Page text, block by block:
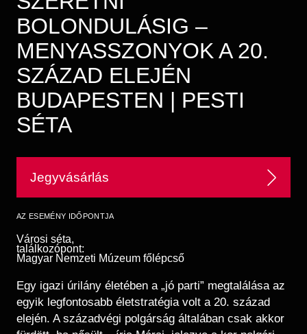
Régészet
Tagintézmények
Felnőttképzés
Közérdekű adatok
Történeti Fényképtár
Éremtár
Adattár
Központi Könyvtár
BOLONDULÁSIG –
MENYASSZONYOK A 20.
SZÁZAD ELEJÉN
BUDAPESTEN | PESTI
SÉTA
Jegyvásárlás
AZ ESEMÉNY IDŐPONTJA
Városi séta,
találkozópont:
Magyar Nemzeti Múzeum főlépcső
Egy igazi úrilány életében a „jó parti” megtalálása az
egyik legfontosabb életstratégia volt a 20. század
elején. A századvégi polgárság általában csak akkor